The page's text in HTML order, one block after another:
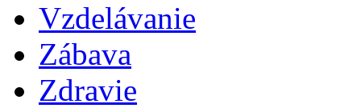
Vzdelávanie
Zábava
Zdravie